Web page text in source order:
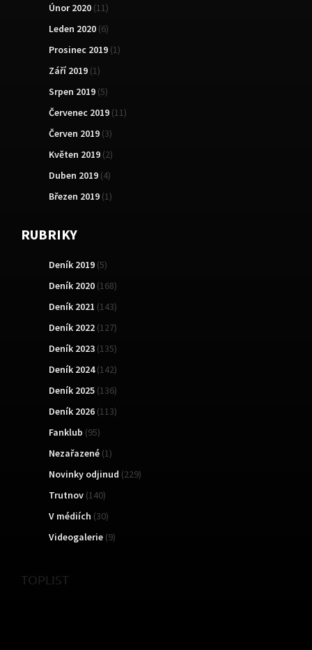
Únor 2020 (11)
Leden 2020 (6)
Prosinec 2019 (1)
Září 2019 (1)
Srpen 2019 (5)
Červenec 2019 (11)
Červen 2019 (3)
Květen 2019 (2)
Duben 2019 (4)
Březen 2019 (1)
RUBRIKY
Deník 2019 (5)
Deník 2020 (168)
Deník 2021 (143)
Deník 2022 (127)
Deník 2023 (135)
Deník 2024(142)
Deník 2025 (136)
Deník 2026 (113)
Fanklub (95)
Nezařazené (1)
Novinky odjinud (229)
Trutnov (140)
V médiích (30)
Videogalerie (9)
TOPLIST